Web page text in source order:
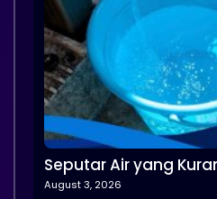
Seputar Air yang
August 3, 2026